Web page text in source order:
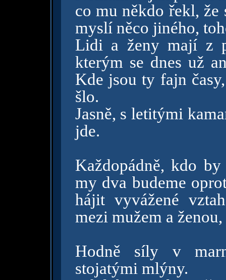
co mu někdo řekl, že
myslí něco jiného,
Lidi a ženy mají z
kterým se dnes už
Kde jsou ty fajn
šlo.
Jasně, s letitými
jde.
Každopádně, kdo
my dva budeme
hájit vyvážené
mezi mužem a
Hodně síly v
stojatými mlýny.